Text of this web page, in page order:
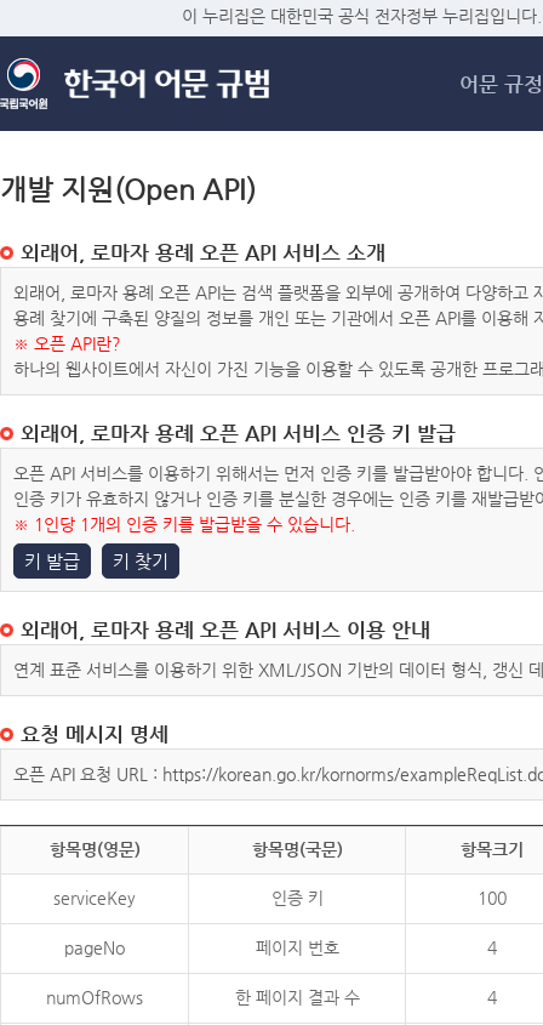
메
이 누리집은 대한민국 공식 전자정부 누리집입니다.
어문 규정
개발 지원(Open API)
외래어, 로마자 용례 오픈 API 서비스 소개
외래어, 로마자 용례 오픈 API는 검색 플랫폼을 외부에 공개하여 다양하
용례 찾기에 구축된 양질의 정보를 개인 또는 기관에서 오픈 API를 이용해
※ 오픈 API란?
하나의 웹사이트에서 자신이 가진 기능을 이용할 수 있도록 공개한 프로그
외래어, 로마자 용례 오픈 API 서비스 인증 키 발급
오픈 API 서비스를 이용하기 위해서는 먼저 인증 키를 발급받아야 합니다
인증 키가 유효하지 않거나 인증 키를 분실한 경우에는 인증 키를 재발급받
※ 1인당 1개의 인증 키를 발급받을 수 있습니다.
키 발급 키 찾기
외래어, 로마자 용례 오픈 API 서비스 이용 안내
연계 표준 서비스를 이용하기 위한 XML/JSON 기반의 데이터 형식, 갱신
요청 메시지 명세
오픈 API 요청 URL : https://korean.go.kr/kornorms/
항목명(영문) 항목명(국문) 항목크기
serviceKey 인증 키 100
pageNo 페이지 번호 4
numOfRows 한 페이지 결과 수 4